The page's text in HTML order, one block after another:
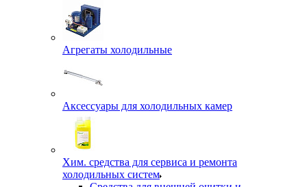
Агрегаты холодильные
Аксессуары для холодильных камер
Хим. средства для сервиса и ремонта
холодильных систем